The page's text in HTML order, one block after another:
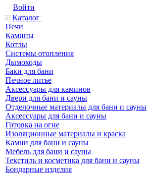
Войти
Каталог
Печи
Камины
Котлы
Системы отопления
Дымоходы
Баки для бани
Печное литье
Аксессуары для каминов
Двери для бани и сауны
Отделочные материалы для бани и сауны
Аксессуары для бани и сауны
Готовка на огне
Изоляционные материалы и краска
Камни для бани и сауны
Мебель для бани и сауны
Текстиль и косметика для бани и сауны
Бондарные изделия